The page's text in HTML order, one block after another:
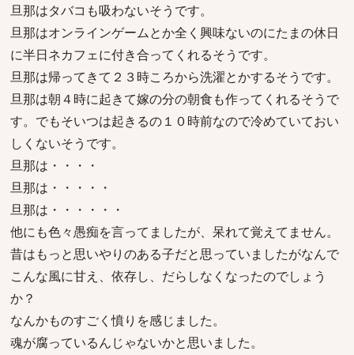
旦那はタバコも吸わないそうです。
旦那はオンラインゲームとか全く興味ないのにたまの休日
に半日ネカフェに付き合ってくれるそうです。
旦那は帰ってきて２３時ころから洗濯とかするそうです。
旦那は朝４時に起きて嫁の分の朝食も作ってくれるそうで
す。でもそいつは起きるの１０時前なので冷めていておい
しくないそうです。
旦那は・・・・
旦那は・・・・・
旦那は・・・・・・
他にも色々愚痴を言ってましたが、呆れて覚えてません。
昔はもっと思いやりのある子だと思っていましたがなんで
こんな風に甘え、依存し、だらしなくなったのでしょう
か？
なんかものすごく憤りを感じました。
魂が腐っているんじゃないかと思いました。